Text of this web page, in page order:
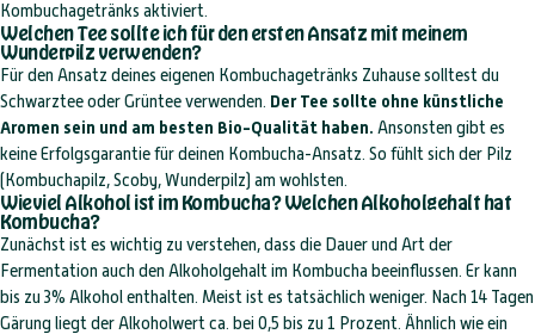
Kombuchagetränks aktiviert.
Welchen Tee sollte ich für den erstenAnsatz mit meinem
Wunderpilz verwenden?
Für den Ansatz deines eigenen Kombuchagetränks Zuhause solltest du
Schwarztee oder Grüntee verwenden. Der Tee sollte ohne künstliche
Aromen sein und am besten Bio-Qualität haben. Ansonsten gibt es
keine Erfolgsgarantie für deinen Kombucha-Ansatz. So fühlt sich der Pilz
(Kombuchapilz, Scoby, Wunderpilz) am wohlsten.
Wieviel Alkohol ist im Kombucha? Welchen Alkoholgehalt hat
Kombucha?
Zunächst ist es wichtig zu verstehen, dass die Dauer und Art der
Fermentation auch den Alkoholgehalt im Kombucha beeinflussen. Er kann
bis zu 3% Alkohol enthalten. Meist ist es tatsächlich weniger. Nach 14 Tagen
Gärung liegt der Alkoholwert ca. bei 0,5 bis zu 1 Prozent. Ähnlich wie ein